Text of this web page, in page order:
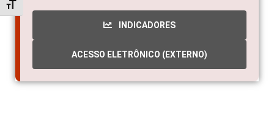
Alternar tamanho da fonte
INDICADORES
ACESSO ELETRÔNICO (EXTERNO)